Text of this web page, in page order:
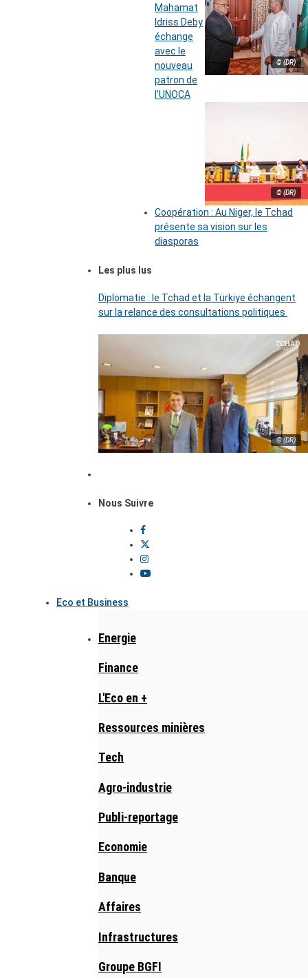
© (DR)
Mahamat
Idriss Deby
échange
avec le
nouveau
patron de
l’UNOCA
© (DR)
Coopération : Au Niger, le Tchad
présente sa vision sur les
diasporas
Les plus lus
Diplomatie : le Tchad et la Türkiye échangent
sur la relance des consultations politiques
© (DR)
Nous Suivre
Eco et Business
Energie
Finance
L'Eco en +
Ressources minières
Tech
Agro-industrie
Publi-reportage
Economie
Banque
Affaires
Infrastructures
Groupe BGFI